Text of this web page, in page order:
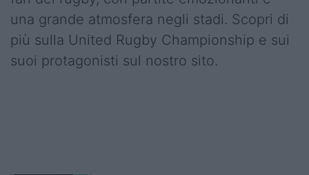
una grande atmosfera negli stadi. Scopri di
più sulla United Rugby Championship e sui
suoi protagonisti sul nostro sito.